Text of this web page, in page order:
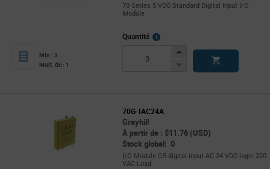
70 Series 5 VDC Standard Digital Input I/O
Module
Min : 3
Mult. de : 1
Quantité
More
Increase
Decrease
70G-IAC24A
Grayhill
À partir de : $11.76 (USD)
Stock global: 0
I/O Module G5 digital input AC 24 VDC logic 220
VAC Load